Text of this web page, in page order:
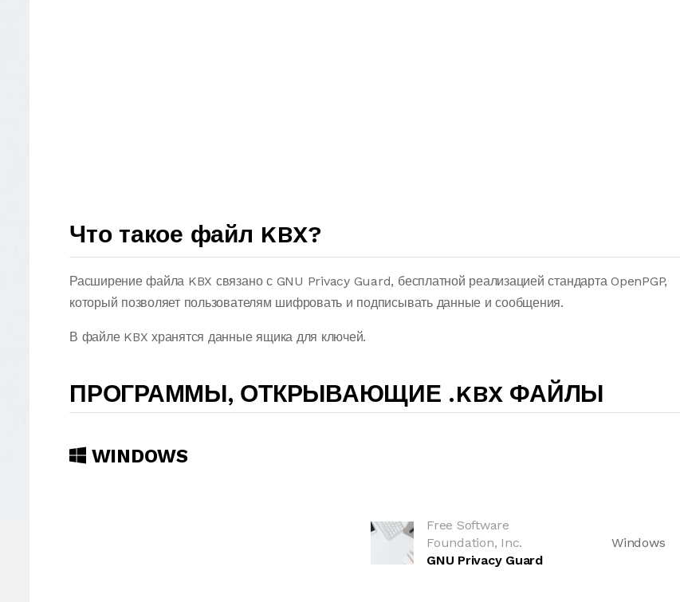
Что такое файл KBX?
Расширение файла KBX связано с GNU Privacy Guard, бесплатной реализацией стандарта OpenPGP,
который позволяет пользователям шифровать и подписывать данные и сообщения.
В файле KBX хранятся данные ящика для ключей.
ПРОГРАММЫ, ОТКРЫВАЮЩИЕ .KBX ФАЙЛЫ
WINDOWS
Free Software
Foundation, Inc.
GNU Privacy Guard
Windows